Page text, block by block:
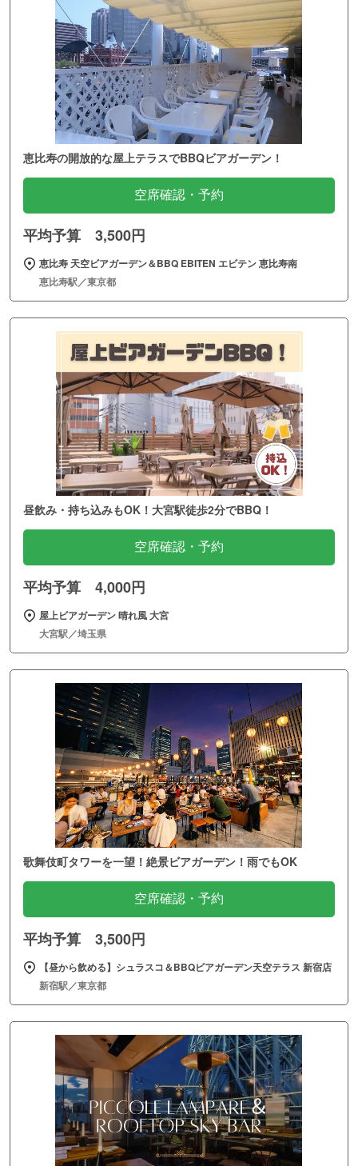
恵比寿の開放的な屋上テラスでBBQビアガーデン！
空席確認・予約
平均予算 3,500円
恵比寿 天空ビアガーデン＆BBQ EBITEN エビテン 恵比寿南
恵比寿駅／東京都
昼飲み・持ち込みもOK！大宮駅徒歩2分でBBQ！
空席確認・予約
平均予算 4,000円
屋上ビアガーデン 晴れ風 大宮
大宮駅／埼玉県
歌舞伎町タワーを一望！絶景ビアガーデン！雨でもOK
空席確認・予約
平均予算 3,500円
【昼から飲める】シュラスコ＆BBQビアガーデン天空テラス 新宿店
新宿駅／東京都